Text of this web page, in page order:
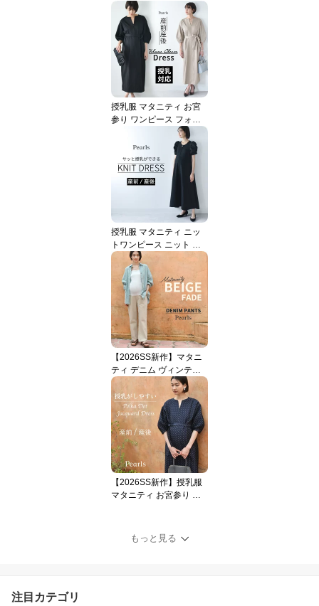
ット ワイド ストレート
ルームウェア ウエストゴ
ム 部屋着 パジャマ ボト
ム ボトムス ズボン ゆっ
たり らくちん 産前産後
妊婦 妊婦服 オフィス プ
リーツ 低身長 Pearls パ
ールズ 【1点までメール
便可】
授乳服 マタニティ お宮
参り ワンピース フォー
マル ロング ボリューム
袖 七分袖 長袖 入学式 入
園式 卒園式 結婚式 七五
三 記念撮影 記念写真 フ
ォト 授乳口付き 前開き
ウエスト調節 秋冬 冬 春
妊婦服 産前産後 臨月 黒
紺 おしゃれ オシャレ Pe
arls パールズ
授乳服 マタニティ ニッ
トワンピース ニット ワ
ンピース ドレス フォー
マル 授乳口 前開き 半袖
ボリューム袖 ロング丈
フレア お宮参り 入園式
卒園式 入学式 セレモニ
ー フォト 妊婦服 産前産
後 オールシーズン おし
ゃれ 可愛い パールズ Pe
arls
【2026SS新作】マタニ
ティ デニム ヴィンテー
ジ加工 デニムパンツ ス
トレートデニム パンツ
マタニティパンツ マタニ
ティズボン カジュアル
春 夏 秋 冬 ボトム ジーン
ズ 妊娠初期 妊娠後期 臨
月 妊婦服 ウエストゴム
アジャスター ベージュ S
M L XL パールズ Pearls
【2026SS新作】授乳服
マタニティ お宮参り ワ
袖 ドット ジャガード ド
レス 入学式 入園式 卒園
もっと見る
注目カテゴリ